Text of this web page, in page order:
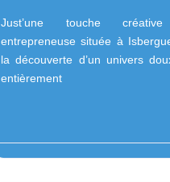
Just’une touche
entrepreneuse située à
la découverte d’un univers
entièrement